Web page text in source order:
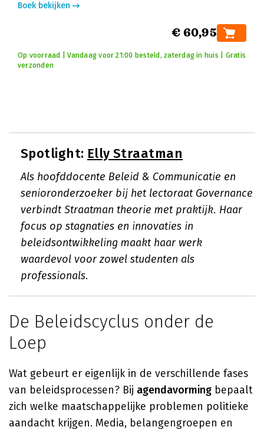
Boek bekijken
€ 60,95
Op voorraad | Vandaag voor 21:00 besteld, zaterdag in huis | Gratis
verzonden
Spotlight: Elly Straatman
Als hoofddocente Beleid & Communicatie en
senioronderzoeker bij het lectoraat Governance
verbindt Straatman theorie met praktijk. Haar
focus op stagnaties en innovaties in
beleidsontwikkeling maakt haar werk
waardevol voor zowel studenten als
professionals.
De Beleidscyclus onder de
Loep
Wat gebeurt er eigenlijk in de verschillende fases
van beleidsprocessen? Bij agendavorming bepaalt
zich welke maatschappelijke problemen politieke
aandacht krijgen. Media, belangengroepen en